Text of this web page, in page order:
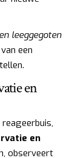
leeggegoten
een
en
en
observeert